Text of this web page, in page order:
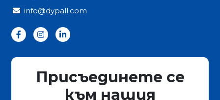
info@dypall.com
Присъединете се
към нашия